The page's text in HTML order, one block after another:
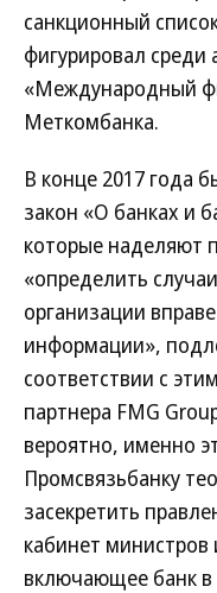
санкционный
фигурировал среди
«Международный
Меткомбанка.
В конце 2017 года
закон «О банках и
которые наделяют
«определить
организации
информации»,
соответствии с
партнера FMG
вероятно, именно
Промсвязьбанку
засекретить
кабинет
включающее банк в